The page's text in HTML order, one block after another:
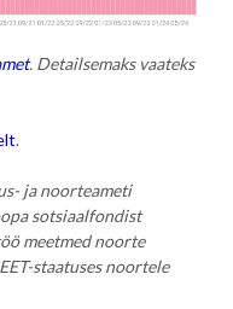
. Detailsemaks vaateks
.
ja noorteameti
sotsiaalfondist
meetmed noorte
staatuses noortele